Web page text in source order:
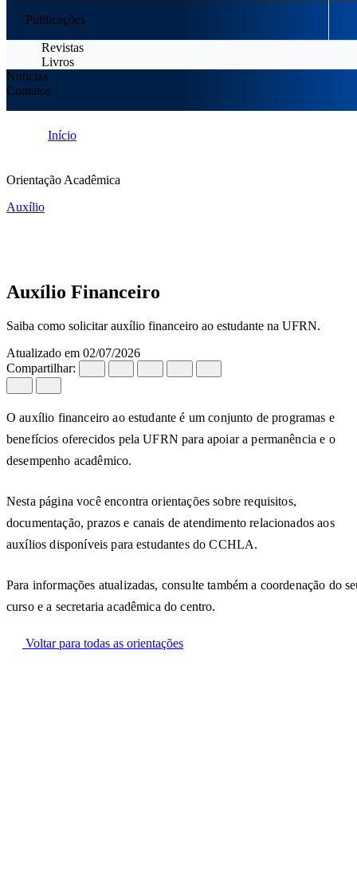
Publicações
Revistas
Livros
Notícias
Contatos
Início
Orientação Acadêmica
Auxílio
Auxílio Financeiro
Saiba como solicitar auxílio financeiro ao estudante na UFRN.
Atualizado em 02/07/2026
Compartilhar:
O auxílio financeiro ao estudante é um conjunto de programas e
benefícios oferecidos pela UFRN para apoiar a permanência e o
desempenho acadêmico.
Nesta página você encontra orientações sobre requisitos,
documentação, prazos e canais de atendimento relacionados aos
auxílios disponíveis para estudantes do CCHLA.
Para informações atualizadas, consulte também a coordenação do
curso e a secretaria acadêmica do centro.
Voltar para todas as orientações